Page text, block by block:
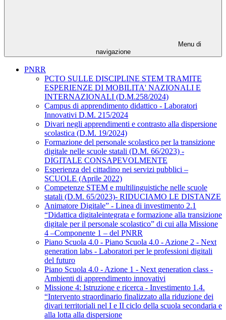
Menu di
navigazione
PNRR
PCTO SULLE DISCIPLINE STEM TRAMITE
ESPERIENZE DI MOBILITA' NAZIONALI E
INTERNAZIONALI (D.M.258/2024)
Campus di apprendimento didattico - Laboratori
Innovativi D.M. 215/2024
Divari negli apprendimenti e contrasto alla dispersione
scolastica (D.M. 19/2024)
Formazione del personale scolastico per la transizione
digitale nelle scuole statali (D.M. 66/2023) -
DIGITALE CONSAPEVOLMENTE
Esperienza del cittadino nei servizi pubblici –
SCUOLE (Aprile 2022)
Competenze STEM e multilinguistiche nelle scuole
statali (D.M. 65/2023)- RIDUCIAMO LE DISTANZE
Animatore Digitale” - Linea di investimento 2.1
“Didattica digitaleintegrata e formazione alla transizione
digitale per il personale scolastico” di cui alla Missione
4 –Componente 1 – del PNRR
Piano Scuola 4.0 - Piano Scuola 4.0 - Azione 2 - Next
generation labs - Laboratori per le professioni digitali
del futuro
Piano Scuola 4.0 - Azione 1 - Next generation class -
Ambienti di apprendimento innovativi
Missione 4: Istruzione e ricerca - Investimento 1.4.
“Intervento straordinario finalizzato alla riduzione dei
divari territoriali nel I e II ciclo della scuola secondaria e
alla lotta alla dispersione